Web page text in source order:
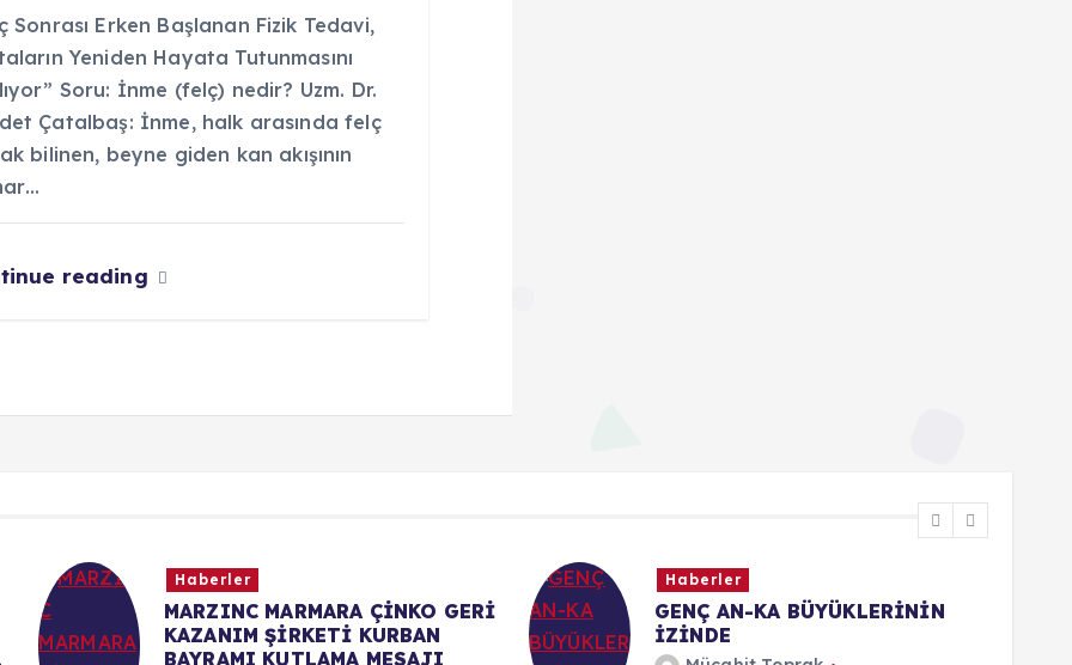
Sonrası Erken Başlanan Fizik Tedavi,
Yeniden Hayata Tutunmasını
Soru: İnme (felç) nedir? Uzm. Dr.
Çatalbaş: İnme, halk arasında felç
bilinen, beyne giden kan akışının
reading
GERİ
GENÇ AN-KA BÜYÜKLERİNİN
İZİNDE
BAŞKAN SERTAŞ KARAKAŞ’TAN